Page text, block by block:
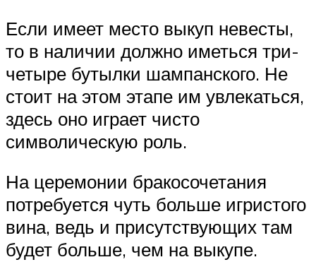
Если имеет место выкуп невесты,
то в наличии должно иметься три-
четыре бутылки шампанского. Не
стоит на этом этапе им увлекаться,
здесь оно играет чисто
символическую роль.
На церемонии бракосочетания
потребуется чуть больше игристого
вина, ведь и присутствующих там
будет больше, чем на выкупе.